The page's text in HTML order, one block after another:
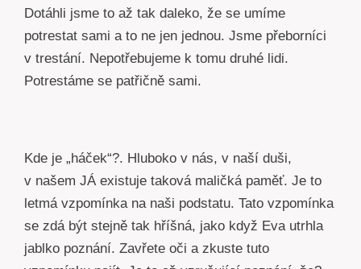
Dotáhli jsme to až tak daleko, že se umíme
potrestat sami a to ne jen jednou. Jsme přeborníci
v trestání. Nepotřebujeme k tomu druhé lidi.
Potrestáme se patřičně sami.
Kde je „háček“?. Hluboko v nás, v naší duši,
v našem JÁ existuje taková maličká paměť. Je to
letmá vzpomínka na naši podstatu. Tato vzpomínka
se zdá být stejně tak hříšná, jako když Eva utrhla
jablko poznání. Zavřete oči a zkuste tuto